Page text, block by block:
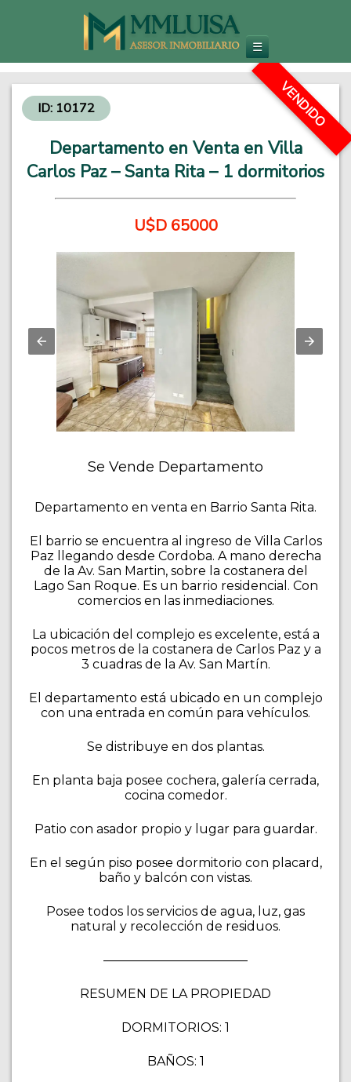
Inmobiliaria en Carlos Paz
Venta de Departamentos y Propiedades - Inversiones Inmobiliarias
☰
ID: 10172
Departamento en Venta en Villa
Carlos Paz – Santa Rita – 1 dormitorios
U$D 65000
VENDIDO
Se Vende Departamento
Departamento en venta en Barrio Santa Rita.
El barrio se encuentra al ingreso de Villa Carlos
Paz llegando desde Cordoba. A mano derecha
de la Av. San Martin, sobre la costanera del
Lago San Roque. Es un barrio residencial. Con
comercios en las inmediaciones.
La ubicación del complejo es excelente, está a
pocos metros de la costanera de Carlos Paz y a
3 cuadras de la Av. San Martín.
El departamento está ubicado en un complejo
con una entrada en común para vehículos.
Se distribuye en dos plantas.
En planta baja posee cochera, galería cerrada,
cocina comedor.
Patio con asador propio y lugar para guardar.
En el según piso posee dormitorio con placard,
baño y balcón con vistas.
Posee todos los servicios de agua, luz, gas
natural y recolección de residuos.
———————————–
RESUMEN DE LA PROPIEDAD
DORMITORIOS: 1
BAÑOS: 1